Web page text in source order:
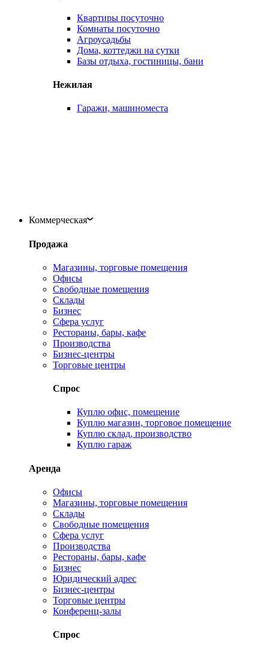
Квартиры посуточно
Комнаты посуточно
Агроусадьбы
Дома, коттеджи на сутки
Базы отдыха, гостиницы, бани
Нежилая
Гаражи, машиноместа
Коммерческая
Продажа
Магазины, торговые помещения
Офисы
Свободные помещения
Склады
Бизнес
Сфера услуг
Рестораны, бары, кафе
Производства
Бизнес-центры
Торговые центры
Спрос
Куплю офис, помещение
Куплю магазин, торговое помещение
Куплю склад, производство
Куплю гараж
Аренда
Офисы
Магазины, торговые помещения
Склады
Свободные помещения
Сфера услуг
Производства
Рестораны, бары, кафе
Бизнес
Юридический адрес
Бизнес-центры
Торговые центры
Конференц-залы
Спрос